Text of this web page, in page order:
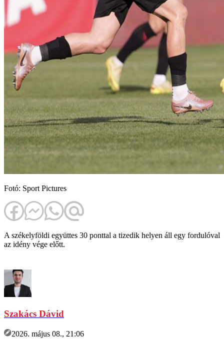
Fotó: Sport Pictures
A székelyföldi együttes 30 ponttal a tizedik helyen áll egy fordulóval
az idény vége előtt.
Szakács Dávid
2026. május 08., 21:06